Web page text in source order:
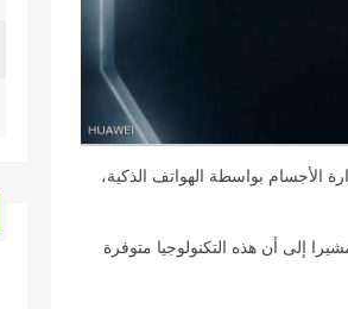
الأجسام بواسطة الهواتف الذكية،
إلى أن هذه التكنولوجيا متوفرة